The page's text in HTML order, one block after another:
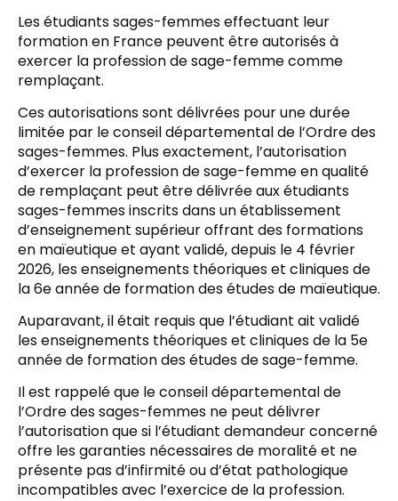
Les étudiants sages-femmes effectuant leur
formation en France peuvent être autorisés à
exercer la profession de sage-femme comme
remplaçant.
Ces autorisations sont délivrées pour une durée
limitée par le conseil départemental de l’Ordre des
sages-femmes. Plus exactement, l’autorisation
d’exercer la profession de sage-femme en qualité
de remplaçant peut être délivrée aux étudiants
sages-femmes inscrits dans un établissement
d’enseignement supérieur offrant des formations
en maïeutique et ayant validé, depuis le 4 février
2026, les enseignements théoriques et cliniques de
la 6e année de formation des études de maïeutique.
Auparavant, il était requis que l’étudiant ait validé
les enseignements théoriques et cliniques de la 5e
année de formation des études de sage-femme.
Il est rappelé que le conseil départemental de
l’Ordre des sages-femmes ne peut délivrer
l’autorisation que si l’étudiant demandeur concerné
offre les garanties nécessaires de moralité et ne
présente pas d’infirmité ou d’état pathologique
incompatibles avec l’exercice de la profession.